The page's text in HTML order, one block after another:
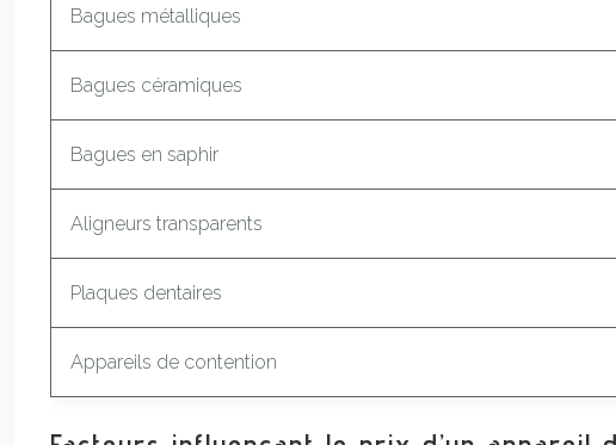
Bagues métalliques
Bagues céramiques
Bagues en saphir
Aligneurs transparents
Plaques dentaires
Appareils de contention